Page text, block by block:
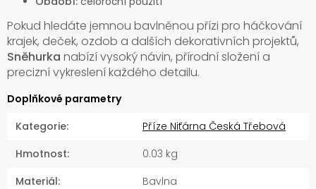
Pokud hledáte jemnou bavlněnou přízi pro háčkování
krajek, deček, ozdob a dalších dekorativních projektů,
Sněhurka nabízí vysoký návin, přírodní složení a
precizní vykreslení každého detailu.
Doplňkové parametry
Kategorie:
Příze Niťárna Česká Třebová
Hmotnost:
0.03 kg
Materiál:
Bavlna